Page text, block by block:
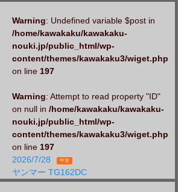
Warning: Undefined variable $post in
/home/kawakaku/kawakaku-
nouki.jp/public_html/wp-
content/themes/kawakaku3/wiget.php
on line 197
Warning: Attempt to read property "ID"
on null in /home/kawakaku/kawakaku-
nouki.jp/public_html/wp-
content/themes/kawakaku3/wiget.php
on line 197
2026/7/28
中古
ヤンマー TG162DC